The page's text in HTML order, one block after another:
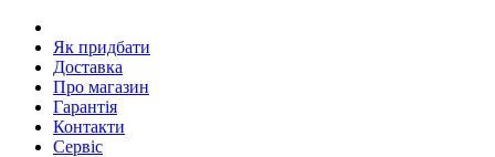
Як придбати
Доставка
Про магазин
Гарантія
Контакти
Сервіс